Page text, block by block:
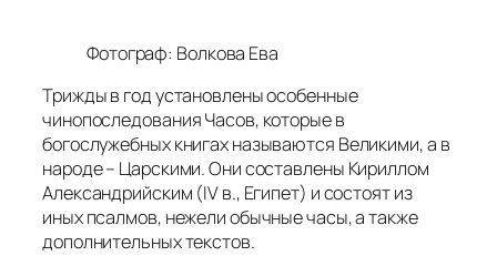
Фотограф: Волкова Ева
Трижды в год установлены особенные
чинопоследования Часов, которые в
богослужебных книгах называются Великими, а в
народе – Царскими. Они составлены Кириллом
Александрийским (IV в., Египет) и состоят из
иных псалмов, нежели обычные часы, а также
дополнительных текстов.